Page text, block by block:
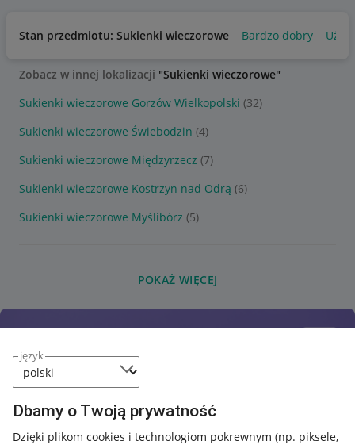
język
Dbamy o Twoją prywatność
Dzięki plikom cookies i technologiom pokrewnym (np. piksele,
Stan przedmiotu: Sukienki wieczorowe Bardzo dobry
Zobacz w innej lokalizacji "Sukienki wieczorowe"
Sukienki wieczorowe Gorzów Wielkopolski (32)
Sukienki wieczorowe Świebodzin (4)
Sukienki wieczorowe Międzyrzecz (7)
Sukienki wieczorowe Kostrzyn nad Odrą (6)
Sukienki wieczorowe Myślibórz (5)
POKAŻ WIĘCEJ